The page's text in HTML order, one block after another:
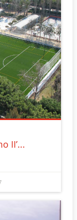
II’...